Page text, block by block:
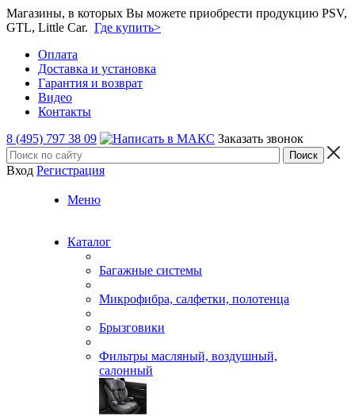
Магазины, в которых Вы можете приобрести продукцию PSV,
GTL, Little Car. Где купить>
Оплата
Доставка и установка
Гарантия и возврат
Видео
Контакты
8 (495) 797 38 09
Заказать звонок
Вход Регистрация
Меню
Каталог
Багажные системы
Микрофибра, салфетки, полотенца
Брызговики
Фильтры масляный, воздушный,
салонный